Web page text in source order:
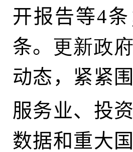
开报告等4
条。 更新政
动态 ， 紧紧
服务业、投
数据和重大